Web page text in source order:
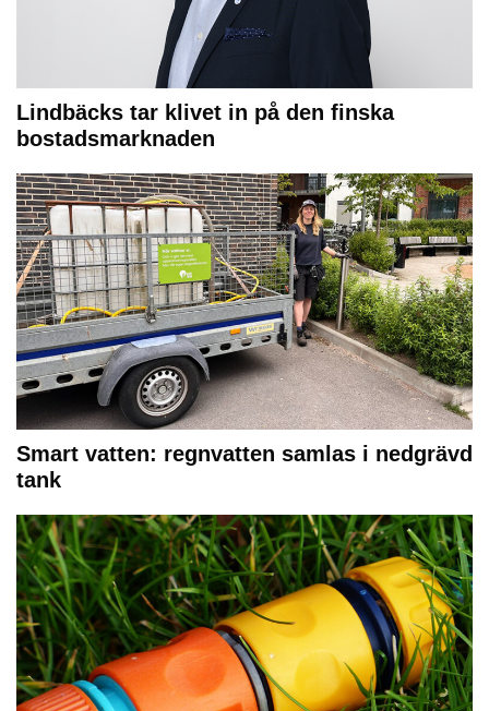
Lindbäcks tar klivet in på den finska
bostadsmarknaden
Smart vatten: regnvatten samlas i nedgrävd
tank